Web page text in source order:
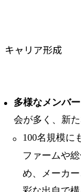
キャリア形成
多様なメンバー
会が多く、新
100名規模に
ファームや
め、メーカ